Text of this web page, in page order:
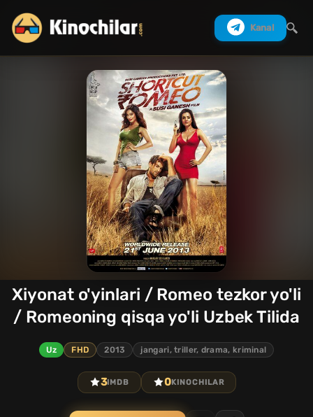
Kanal
Xiyonat o'yinlari / Romeo tezkor yo'li
/ Romeoning qisqa yo'li Uzbek Tilida
Uz FHD 2013 jangari, triller, drama, kriminal
3IMDB 0KINOCHILAR